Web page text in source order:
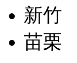
新竹
苗栗